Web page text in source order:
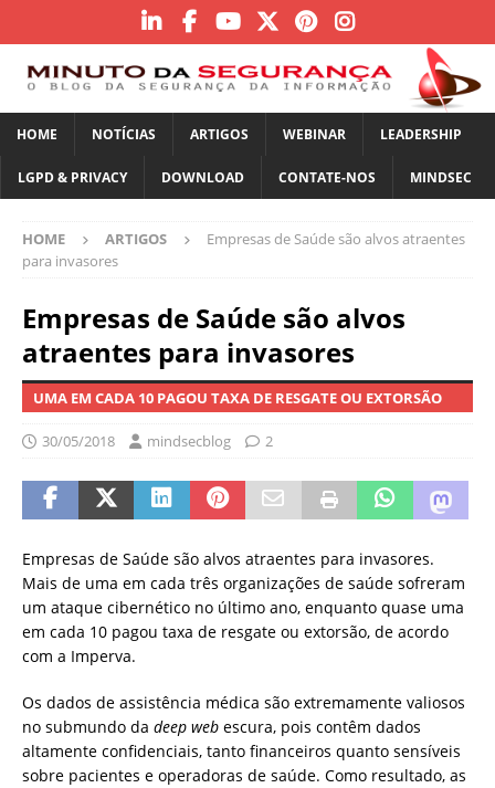
HOME NOTÍCIAS ARTIGOS WEBINAR LEADERSHIP
LGPD & PRIVACY DOWNLOAD CONTATE-NOS MINDSEC
HOME ARTIGOS
Empresas de Saúde são alvos atraentes
para invasores
Empresas de Saúde são alvos
atraentes para invasores
UMA EM CADA 10 PAGOU TAXA DE RESGATE OU EXTORSÃO
30/05/2018 mindsecblog 2
Empresas de Saúde são alvos atraentes para invasores.
Mais de uma em cada três organizações de saúde sofreram
um ataque cibernético no último ano, enquanto quase uma
em cada 10 pagou taxa de resgate ou extorsão, de acordo
com a Imperva.
Os dados de assistência médica são extremamente valiosos
no submundo da deep web escura, pois contêm dados
altamente confidenciais, tanto financeiros quanto sensíveis
sobre pacientes e operadoras de saúde. Como resultado, as